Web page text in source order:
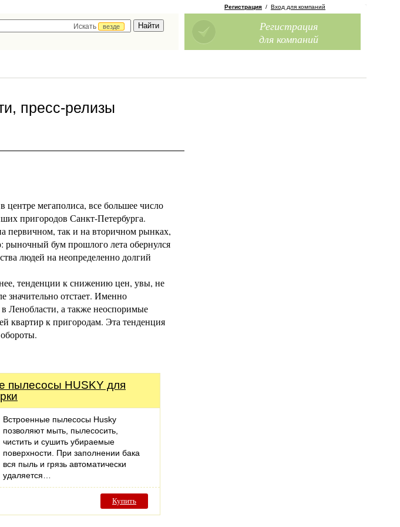
Искать
везде
Регистрация / Вход для компаний
Регистрация
для компаний
пресс-релизы
центре мегаполиса, все большее число
пригородов Санкт-Петербурга.
первичном, так и на вторичном рынках,
рыночный бум прошлого лета обернулся
людей на неопределенно долгий
тенденции к снижению цен, увы, не
значительно отстает. Именно
Ленобласти, а также неоспоримые
квартир к пригородам. Эта тенденция
пылесосы HUSKY для
Встроенные пылесосы Husky
позволяют мыть, пылесосить,
чистить и сушить убираемые
поверхности. При заполнении бака
вся пыль и грязь автоматически
удаляется…
Купить